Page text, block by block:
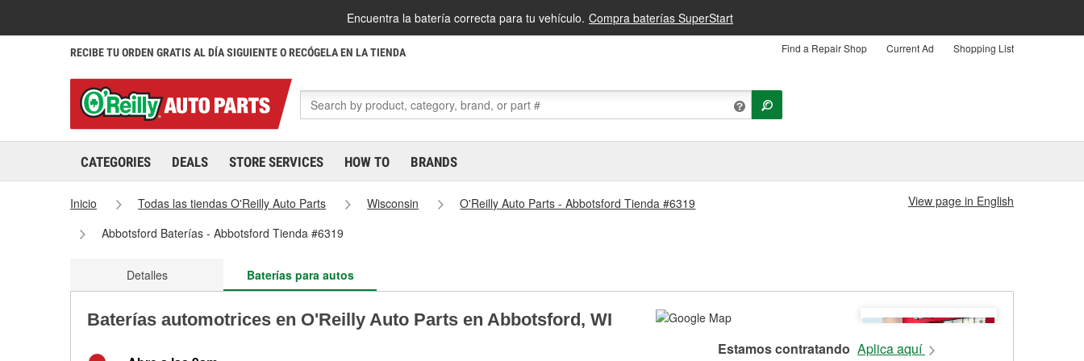
Encuentra la batería correcta para tu vehículo. Compra baterías SuperStart
RECIBE TU ORDEN GRATIS AL DÍA SIGUIENTE O RECÓGELA EN LA TIENDA Find a Repair Shop Current Ad Shopping List
CATEGORIES DEALS STORE SERVICES HOW TO BRANDS
Inicio Todas las tiendas O'Reilly Auto Parts Wisconsin
O'Reilly Auto Parts - Abbotsford Tienda #6319
Abbotsford Baterías - Abbotsford Tienda #6319
View page in English
Detalles Baterías para autos
Baterías automotrices en O'Reilly Auto Parts en Abbotsford, WI
Estamos contratando Aplica aquí